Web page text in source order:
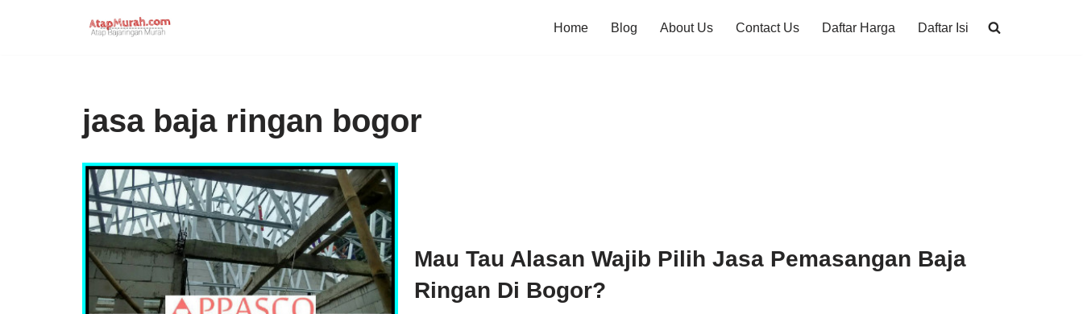
Home Blog About Us Contact Us Daftar Harga Daftar Isi
jasa baja ringan bogor
Mau Tau Alasan Wajib Pilih Jasa Pemasangan Baja
Ringan Di Bogor?